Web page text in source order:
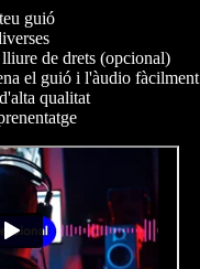
guió
de drets (opcional)
el guió i l'àudio fàcilment
qualitat